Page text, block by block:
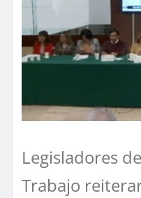
Legisladores
Trabajo